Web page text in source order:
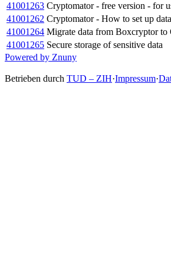
41001263 Cryptomator - free version - for
41001262 Cryptomator - How to set up
41001264 Migrate data from Boxcryptor to
41001265 Secure storage of sensitive data
Powered by Znuny
Betrieben durch TUD – ZIH·Impressum·